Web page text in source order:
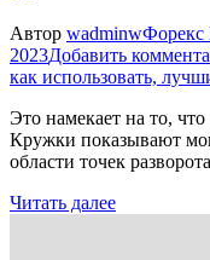
Автор wadminwФорекс
2023Добавить
как использовать,
Это намекает на то,
Кружки показывают
области точек
Читать далее